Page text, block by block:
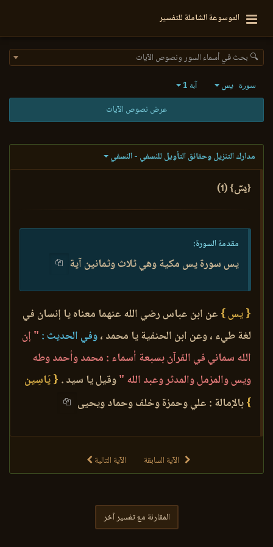
الموسوعة الشاملة للتفسير
🔍 بحث في أسماء السور ونصوص الآيات
سورة يس آية 1
عرض نصوص الآيات
مدارك التنزيل وحقائق التأويل للنسفي - النسفي
{يسٓ} (1)
مقدمة السورة:
يس سورة يس مكية وهي ثلاث وثمانين آية
{ يس } عن ابن عباس رضي الله عنهما معناه يا إنسان في
لغة طيء ، وعن ابن الحنفية يا محمد ،وفي الحديث : " إن
الله سماني في القرآن بسبعة أسماء : محمد وأحمد وطه
ويس والمزمل والمدثر وعبد الله "وقيل يا سيد . { يَاسِين
}بالإمالة : علي وحمزة وخلف وحماد ويحيى
الآية السابقة الآية التالية
المقارنة مع تفسير آخر